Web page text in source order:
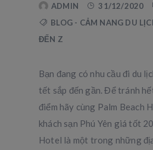
ADMIN 31/12/2020
BLOG - CẢM NANG DU
ĐẾN Z
Bạn đang có nhu cầu đi du
tết sắp đến gần. Để tránh
điểm hãy cùng Palm Beach
khách sạn Phú Yên giá tốt
Hotel là một trong những